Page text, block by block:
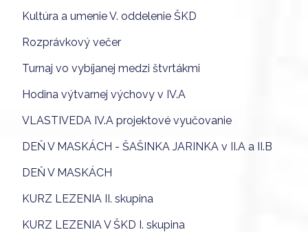
Kultúra a umenie V. oddelenie ŠKD
Rozprávkový večer
Turnaj vo vybíjanej medzi štvrtákmi
Hodina výtvarnej výchovy v IV.A
VLASTIVEDA IV.A projektové vyučovanie
DEŇ V MASKÁCH - ŠAŠINKA JARINKA v II.A a II.B
DEŇ V MASKÁCH
KURZ LEZENIA II. skupina
KURZ LEZENIA V ŠKD I. skupina